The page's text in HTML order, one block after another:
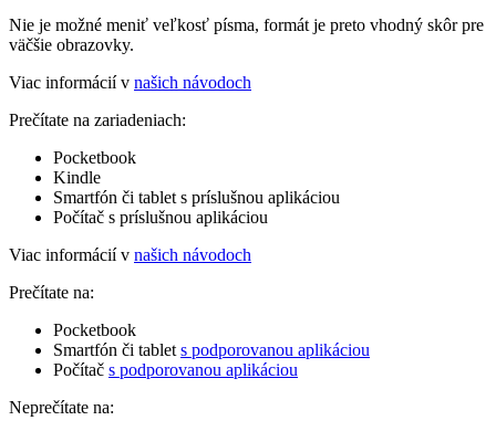
Nie je možné meniť veľkosť písma, formát je preto vhodný skôr pre
väčšie obrazovky.
Viac informácií v našich návodoch
Prečítate na zariadeniach:
Pocketbook
Kindle
Smartfón či tablet s príslušnou aplikáciou
Počítač s príslušnou aplikáciou
Viac informácií v našich návodoch
Prečítate na:
Pocketbook
Smartfón či tablet s podporovanou aplikáciou
Počítač s podporovanou aplikáciou
Neprečítate na: